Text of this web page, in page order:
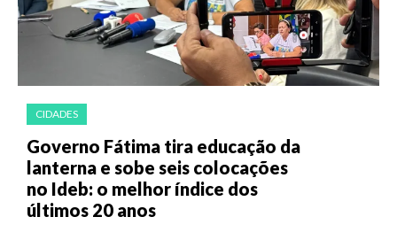
CIDADES
Governo Fátima tira educação da
lanterna e sobe seis colocações
no Ideb: o melhor índice dos
últimos 20 anos